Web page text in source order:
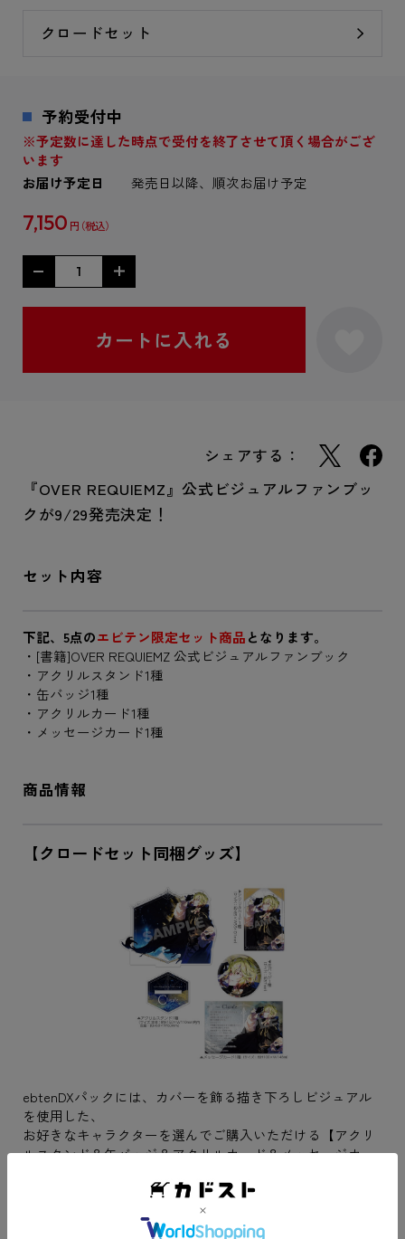
クロードセット
予約受付中
※予定数に達した時点で受付を終了させて頂く場合がござ
います
お届け予定日
発売日以降、順次お届け予定
7,150 円
シェアする：
『OVER REQUIEMZ』公式ビジュアルファンブッ
クが9/29発売決定！
セット内容
下記、5点のエビテン限定セット商品となります。
・[書籍]OVER REQUIEMZ 公式ビジュアルファンブック
・アクリルスタンド1種
・缶バッジ1種
・アクリルカード1種
・メッセージカード1種
商品情報
【クロードセット同梱グッズ】
ebtenDXパックには、カバーを飾る描き下ろしビジュアル
を使用した、
お好きなキャラクターを選んでご購入いただける【アクリ
ルスタンド＆缶バッジ＆アクリルカード＆メッセージカー
メッセージカードでは、“旅の間の夜空を見上げての一
各キャラクターからの書き下ろしメッセージをお届けしま